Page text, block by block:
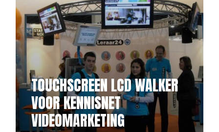
TOUCHSCREEN LCD WALKER
VOOR KENNISNET
VIDEOMARKETING